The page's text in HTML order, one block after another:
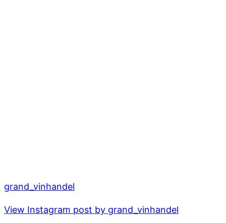
grand_vinhandel
View Instagram post by grand_vinhandel